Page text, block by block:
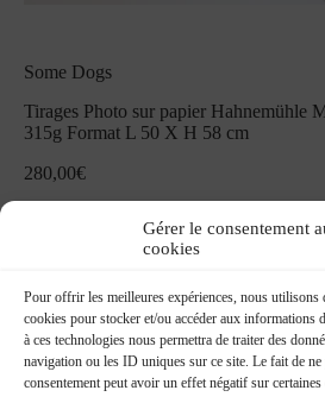
Gérer le consentement
cookies
Pour offrir les meilleures expériences, nous utilisons
cookies pour stocker et/ou accéder aux informations
à ces technologies nous permettra de traiter des
navigation ou les ID uniques sur ce site. Le fait de
consentement peut avoir un effet négatif sur
Some Dogs
Tirages Photo sur papier Hahnemühle
315g Format L 50 X H 58 cm
280,00€